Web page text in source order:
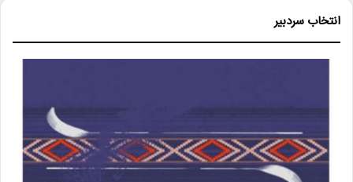
انتخاب سردبیر